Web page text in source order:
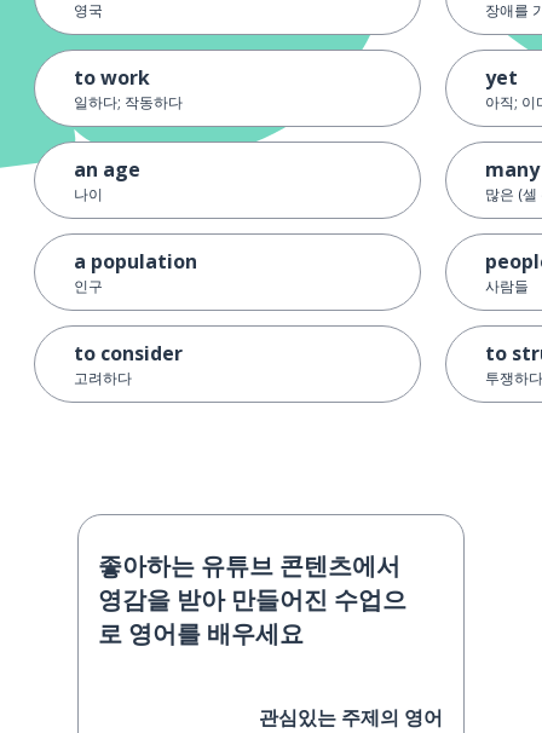
영국
to work
일하다; 작동하다
an age
나이
a population
인구
to consider
고려하다
장애를
yet
아직; 이
many
많은 (셀
사람들
to
투쟁하다
좋아하는 유튜브 콘텐츠에서
영감을 받아 만들어진 수업으
로 영어를 배우세요
관심있는 주제의 영어